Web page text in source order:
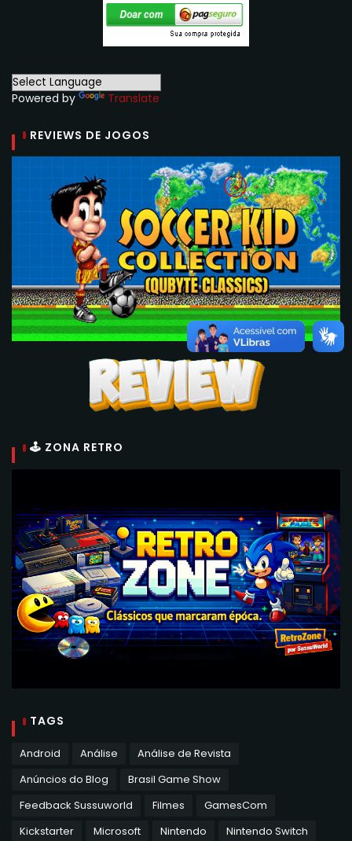
Powered by Translate
REVIEWS DE JOGOS
🕹 ZONA RETRO
TAGS
Android Análise
Análise de Revista
Anúncios do Blog
Brasil Game Show
Feedback Sussuworld
Filmes
GamesCom
Kickstarter
Microsoft Nintendo
Nintendo Switch